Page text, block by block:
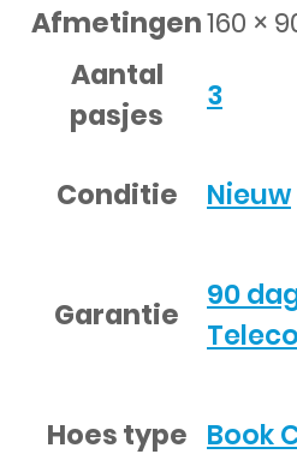
Afmetingen160 ×
Aantal
pasjes
3
Conditie Nieuw
Garantie
90
Hoes type Book